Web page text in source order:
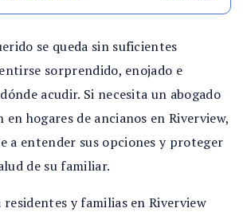
se queda sin suficientes
sorprendido, enojado e
acudir. Si necesita un abogado
en hogares de ancianos en Riverview,
a entender sus opciones y proteger
de su familiar.
residentes y familias en Riverview